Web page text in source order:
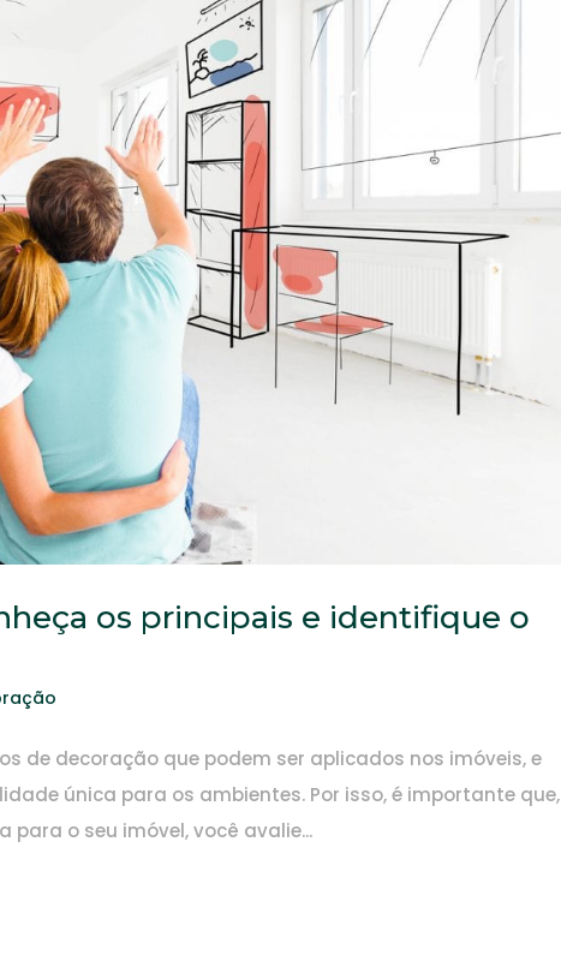
os principais e identifique o
de decoração que podem ser aplicados nos imóveis, e
única para os ambientes. Por isso, é importante que,
o seu imóvel, você avalie...